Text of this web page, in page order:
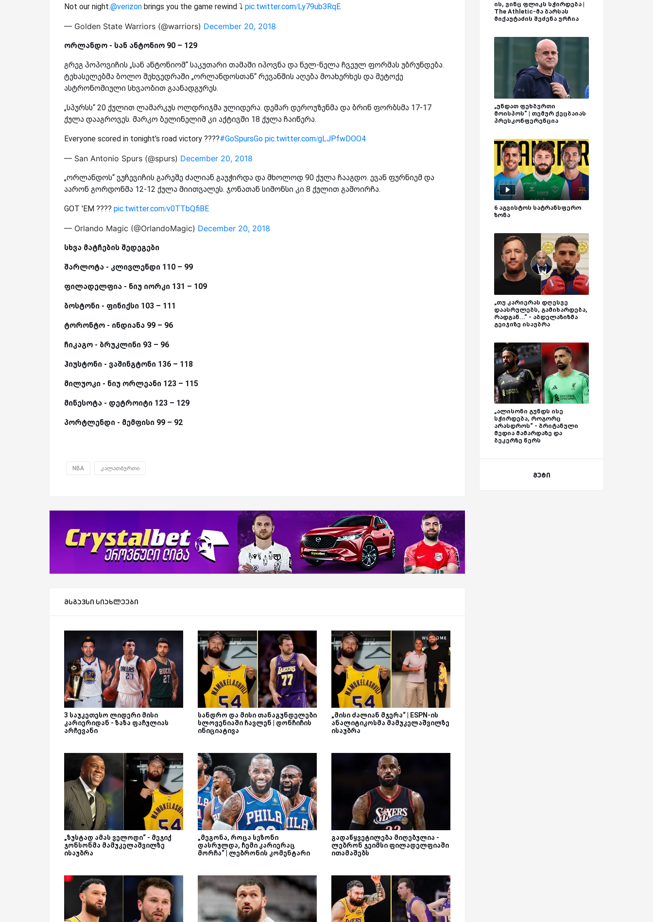
Not our night.@verizon brings you the game rewind ⤵️ pic.twitter.com/Ly79ub3RqE
— Golden State Warriors (@warriors) December 20, 2018
ორლანდო - სან ანტონიო 90 – 129
გრეგ პოპოვიჩის „სან ანტონიომ“ საკუთარი თამაში იპოვნა და ნელ-ნელა ჩვეულ ფორმას უბრუნდება.
ტეხასელებმა ბოლო შეხვედრაში „ორლანდოსთან“ რევანშის აღება მოახერხეს და მეტოქე
ასტრონომიული სხვაობით გაანადგურეს.
„სპურსს“ 20 ქულით ლამარკუს ოლდრიჯმა ულიდერა. დემარ დეროუზენმა და ბრინ ფორბსმა 17-17
ქულა დააგროვეს. მარკო ბელინელიმ კი აქტივში 18 ქულა ჩაიწერა.
Everyone scored in tonight's road victory ????#GoSpursGo pic.twitter.com/gLJPfwDOO4
— San Antonio Spurs (@spurs) December 20, 2018
„ორლანდოს“ ვუჩევიჩის გარეშე ძალიან გაუჭირდა და მხოლოდ 90 ქულა ჩააგდო. ევან ფურნიემ და
აარონ გორდონმა 12-12 ქულა მიითვალეს. ჯონათან სიმონსი კი 8 ქულით გამოირჩა.
GOT 'EM ???? pic.twitter.com/v0TTbQfiBE
— Orlando Magic (@OrlandoMagic) December 20, 2018
სხვა მატჩების შედეგები
შარლოტა - კლივლენდი 110 – 99
ფილადელფია - ნიუ იორკი 131 – 109
ბოსტონი - ფინიქსი 103 – 111
ტორონტო - ინდიანა 99 – 96
ჩიკაგო - ბრუკლინი 93 – 96
ჰიუსტონი - ვაშინგტონი 136 – 118
მილუოკი - ნიუ ორლეანი 123 – 115
მინესოტა - დეტროიტი 123 – 129
პორტლენდი - მემფისი 99 – 92
NBA კალათბურთი
მსგავსი სიახლეები
3 საუკეთესო ლიდერი მისი
კარიერიდან - ზაზა ფაჩულიას
არჩევანი
სანდრო და მისი თანაგუნდელები
სლოვენიაში ჩავლენ | დონჩიჩის
ინიციატივა
„მისი ძალიან მჯერა“ | ESPN-ის
ანალიტიკოსმა მამუკელაშვილზე
ისაუბრა
„ზუსტად ამას ველოდი“ - მეჯიქ
ჯონსონმა მამუკელაშვილზე
ისაუბრა
„მეგონა, როცა სეზონი
დასრულდა, ჩემი კარიერაც
მორჩა“ | ლებრონის კომენტარი
გადაწყვეტილება მიღებულია -
ლებრონ ჯეიმსი ფილადელფიაში
ითამაშებს
ის, ვინც ფლიკს სჭირდება |
The Athletic-მა ბარსას
მიქაუტაძის შეძენა ურჩია
„უნდათ ფეხბურთი
მოისპოს“ | თემურ ქეცბაიას
პრესკონფერენცია
6 აგვისტოს სატრანსფერო
ზონა
„თუ კარიერას დღესვე
დაასრულებს, გამიხარდება,
რადგან...“ - აბდელაზიზმა
გეიჯიზე ისაუბრა
„ალისონი გუნდს ისე
სჭირდება, როგორც
არასდროს“ - ბრიტანული
მედია მამარდაზე და
ბეკერზე წერს
მეტი